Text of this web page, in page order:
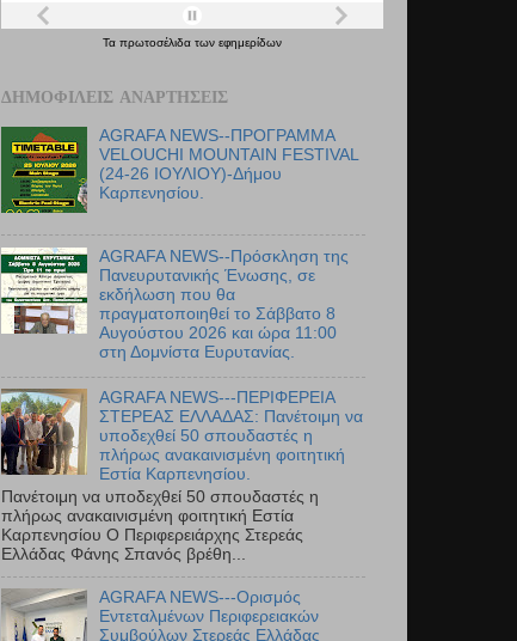
Τα πρωτοσέλιδα των εφημερίδων
ΔΗΜΟΦΙΛΕΊΣ ΑΝΑΡΤΉΣΕΙΣ
AGRAFA NEWS--ΠΡΟΓΡΑΜΜΑ
VELOUCHI MOUNTAIN FESTIVAL
(24-26 ΙΟΥΛΙΟΥ)-Δήμου
Καρπενησίου.
AGRAFA NEWS--Πρόσκληση της
Πανευρυτανικής Ένωσης, σε
εκδήλωση που θα
πραγματοποιηθεί το Σάββατο 8
Αυγούστου 2026 και ώρα 11:00
στη Δομνίστα Ευρυτανίας.
AGRAFA NEWS---ΠΕΡΙΦΕΡΕΙΑ
ΣΤΕΡΕΑΣ ΕΛΛΑΔΑΣ: Πανέτοιμη να
υποδεχθεί 50 σπουδαστές η
πλήρως ανακαινισμένη φοιτητική
Εστία Καρπενησίου.
Πανέτοιμη να υποδεχθεί 50 σπουδαστές η
πλήρως ανακαινισμένη φοιτητική Εστία
Καρπενησίου Ο Περιφερειάρχης Στερεάς
Ελλάδας Φάνης Σπανός βρέθη...
AGRAFA NEWS---Ορισμός
Εντεταλμένων Περιφερειακών
Συμβούλων Στερεάς Ελλάδας